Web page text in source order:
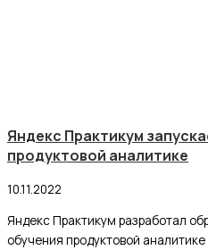
Яндекс Практикум
продуктовой аналитике
10.11.2022
Яндекс Практикум разработал
обучения продуктовой